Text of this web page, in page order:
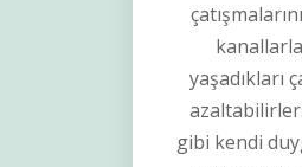
yaşadıkları
gibi kendi